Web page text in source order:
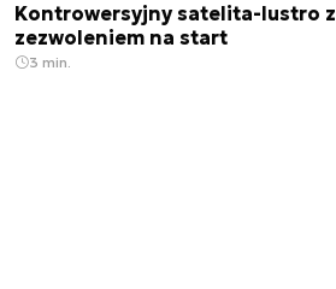
Kontrowersyjny satelita-lustro z
zezwoleniem na start
3 min.